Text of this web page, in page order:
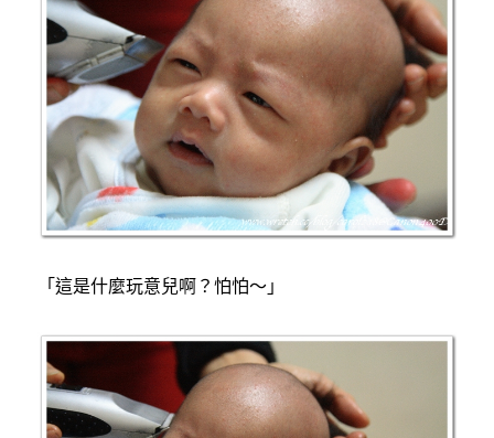
「這是什麼玩意兒啊？怕怕～」